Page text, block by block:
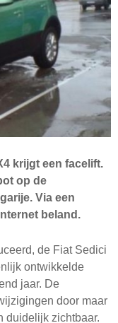
krijgt een facelift.
op de
Via een
beland.
de Fiat Sedici
ontwikkelde
jaar. De
door maar
duidelijk zichtbaar.